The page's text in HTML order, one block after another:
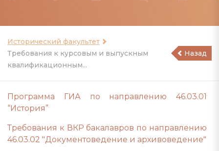
Исторический факультет
Требования к курсовым и выпускным
квалификационным...
Назад
Программа ГИА по направлению 46.03.01
“История”
Требования к ВКР бакалавров по направлению
46.03.02 "Документоведение и архивоведение"